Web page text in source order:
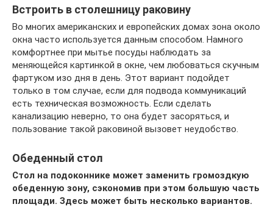
Встроить в столешницу раковину
Во многих американских и европейских домах зона около
окна часто используется данным способом. Намного
комфортнее при мытье посуды наблюдать за
меняющейся картинкой в окне, чем любоваться скучным
фартуком изо дня в день. Этот вариант подойдет
только в том случае, если для подвода коммуникаций
есть техническая возможность. Если сделать
канализацию неверно, то она будет засоряться, и
пользование такой раковиной вызовет неудобство.
Обеденный стол
Стол на подоконнике может заменить громоздкую
обеденную зону, сэкономив при этом большую часть
площади. Здесь может быть несколько вариантов.